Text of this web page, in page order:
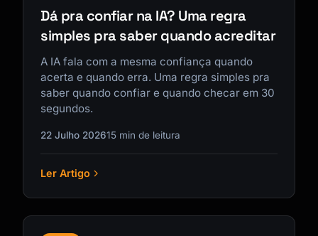
Dá pra confiar na IA? Uma regra
simples pra saber quando acreditar
A IA fala com a mesma confiança quando
acerta e quando erra. Uma regra simples pra
saber quando confiar e quando checar em 30
segundos.
22 Julho 202615 min de leitura
Ler Artigo